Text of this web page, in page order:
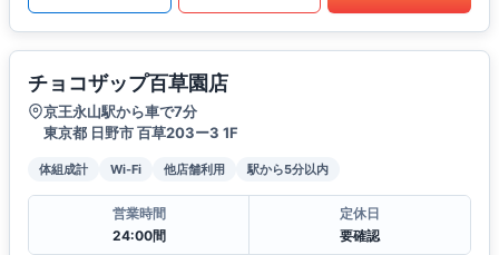
チョコザップ百草園店
京王永山駅から車で7分
東京都 日野市 百草203ー3 1F
体組成計 Wi-Fi 他店舗利用 駅から5分以内
営業時間
24:00間
定休日
要確認